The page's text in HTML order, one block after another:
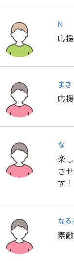
N
応
まき
応
な
楽
さ
す！
な
素